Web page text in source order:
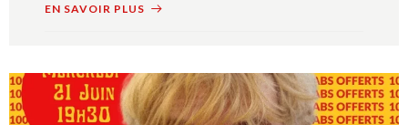
EN SAVOIR PLUS